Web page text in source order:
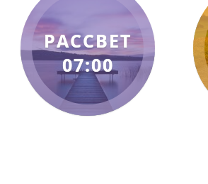
РАССВЕТ
07:00